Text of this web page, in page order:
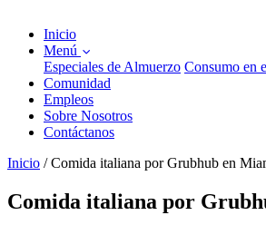
Inicio
Menú
Especiales de Almuerzo Consumo en
Comunidad
Empleos
Sobre Nosotros
Contáctanos
Inicio / Comida italiana por Grubhub en
Comida italiana por